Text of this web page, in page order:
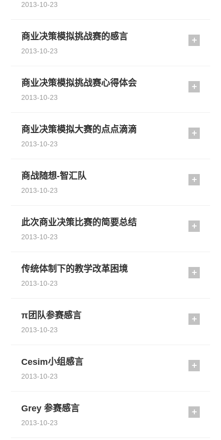
2013-10-23
商业决策模拟挑战赛的感言
2013-10-23
商业决策模拟挑战赛心得体会
2013-10-23
商业决策模拟大赛的点点滴滴
2013-10-23
商战随想-智汇队
2013-10-23
此次商业决策比赛的简要总结
2013-10-23
传统体制下的教学改革困境
2013-10-23
π团队参赛感言
2013-10-23
Cesim小组感言
2013-10-23
Grey 参赛感言
2013-10-23